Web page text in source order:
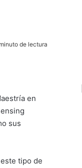
de lectura
en
sus
tipo de